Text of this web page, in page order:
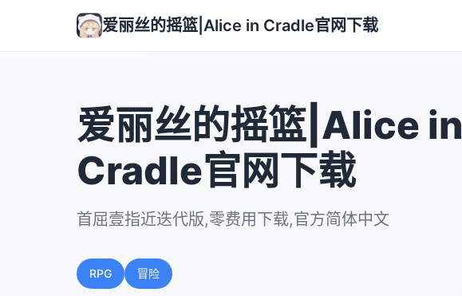
爱丽丝的摇篮|Alice in Cradle官网下载
爱丽丝的摇篮|Alice in
Cradle官网下载
首屈壹指近迭代版,零费用下载,官方简体中文
RPG 冒险